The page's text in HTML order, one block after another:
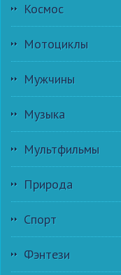
Космос
Мотоциклы
Мужчины
Музыка
Мультфильмы
Природа
Спорт
Фэнтези